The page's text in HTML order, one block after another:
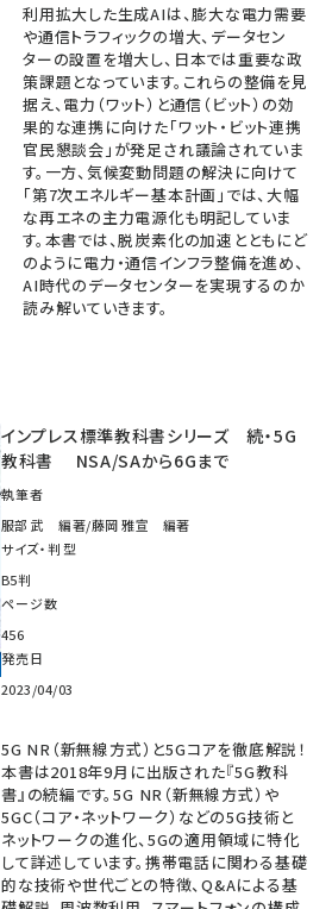
利用拡大した生成AIは、膨大な電力需要
や通信トラフィックの増大、データセン
ターの設置を増大し、日本では重要な政
策課題となっています。これらの整備を見
据え、電力（ワット）と通信（ビット）の効
果的な連携に向けた「ワット・ビット連携
官民懇談会」が発足され議論されていま
す。一方、気候変動問題の解決に向けて
「第7次エネルギー基本計画」では、大幅
な再エネの主力電源化も明記していま
す。本書では、脱炭素化の加速とともにど
のように電力・通信インフラ整備を進め、
AI時代のデータセンターを実現するのか
読み解いていきます。
インプレス標準教科書シリーズ 続・5G
教科書 NSA/SAから6Gまで
執筆者
服部 武 編著/藤岡 雅宣 編著
サイズ・判型
B5判
ページ数
456
発売日
2023/04/03
5G NR（新無線方式）と5Gコアを徹底解説！
本書は2018年9月に出版された『5G教科
書』の続編です。5G NR（新無線方式）や
5GC（コア・ネットワーク）などの5G技術と
ネットワークの進化、5Gの適用領域に特化
して詳述しています。携帯電話に関わる基礎
的な技術や世代ごとの特徴、Q&Aによる基